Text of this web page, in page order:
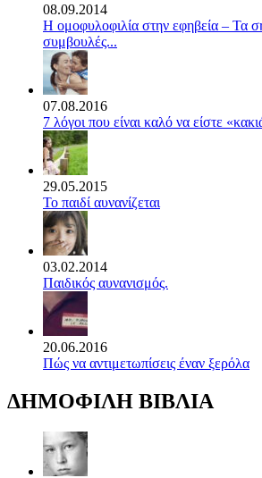
08.09.2014
Η ομοφυλοφιλία στην εφηβεία – Τα
συμβουλές...
07.08.2016
7 λόγοι που είναι καλό να είστε
29.05.2015
Το παιδί αυνανίζεται
03.02.2014
Παιδικός αυνανισμός.
20.06.2016
Πώς να αντιμετωπίσεις έναν ξερόλα
ΔΗΜΟΦΙΛΗ ΒΙΒΛΙΑ